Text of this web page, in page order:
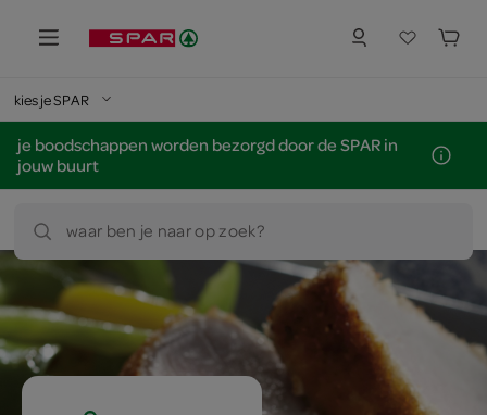
kies je SPAR
je boodschappen worden bezorgd door de SPAR in
jouw buurt
waar ben je naar op zoek?